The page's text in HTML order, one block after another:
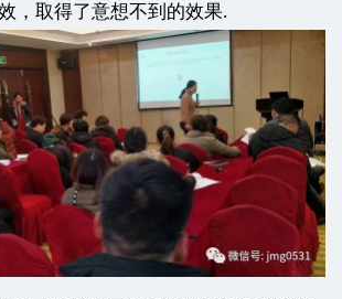
，取得了意想不到的效果.